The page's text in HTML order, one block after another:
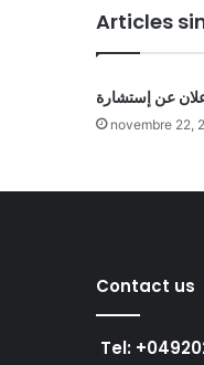
Articles
عن إستشارة
novembre 22,
Contact us
Tel: